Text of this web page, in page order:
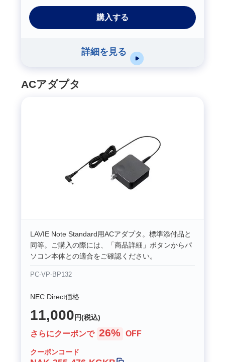
購入する
詳細を見る
ACアダプタ
LAVIE Note Standard用ACアダプタ。標準添付品と
同等。ご購入の際には、「商品詳細」ボタンからパ
ソコン本体との適合をご確認ください。
PC-VP-BP132
NEC Direct価格
11,000 円(税込)
さらにクーポンで 26% OFF
クーポンコード